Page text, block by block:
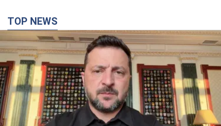
антибаллистической системе FREYJA,
санкциях против России и поддержке аграриев.
Видео
Европейские партнеры присоединяются к совместному
проекту
12 часов назад 88,7 т.
С 1 сентября украинским учителям повысят
зарплаты: Корецкий раскрыл подробности